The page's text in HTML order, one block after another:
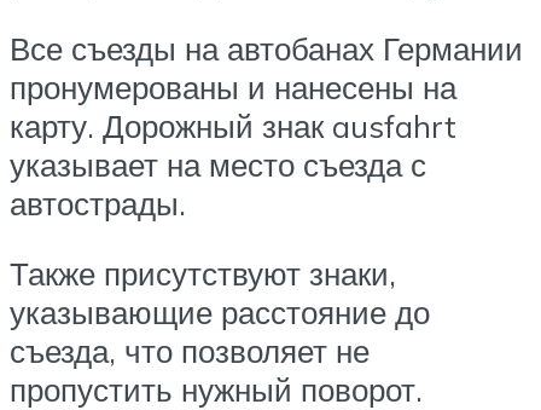
Все съезды на автобанах Германии
пронумерованы и нанесены на
карту. Дорожный знак ausfahrt
указывает на место съезда с
автострады.
Также присутствуют знаки,
указывающие расстояние до
съезда, что позволяет не
пропустить нужный поворот.